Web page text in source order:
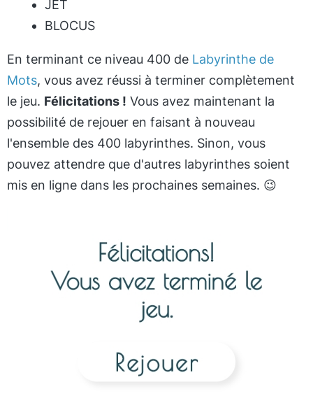
JET
BLOCUS
En terminant ce niveau 400 de Labyrinthe de
Mots, vous avez réussi à terminer complètement
le jeu. Félicitations ! Vous avez maintenant la
possibilité de rejouer en faisant à nouveau
l'ensemble des 400 labyrinthes. Sinon, vous
pouvez attendre que d'autres labyrinthes soient
mis en ligne dans les prochaines semaines. 😉